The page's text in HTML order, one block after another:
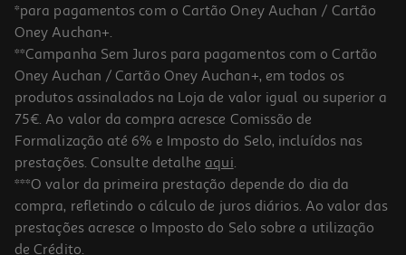
5.0
Máscara Novex Meus Cachos 1kg
11.51 €/Kg
11,51 €
*para pagamentos com o Cartão Oney Auchan / Cartão
Oney Auchan+.
**Campanha Sem Juros para pagamentos com o Cartão
Oney Auchan / Cartão Oney Auchan+, em todos os
produtos assinalados na Loja de valor igual ou superior a
75€. Ao valor da compra acresce Comissão de
Formalização até 6% e Imposto do Selo, incluídos nas
prestações. Consulte detalhe aqui.
***O valor da primeira prestação depende do dia da
compra, refletindo o cálculo de juros diários. Ao valor das
prestações acresce o Imposto do Selo sobre a utilização
de Crédito.